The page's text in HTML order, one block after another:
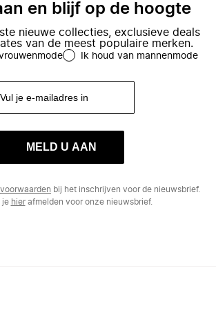
en blijf op de hoogte
nieuwe collecties, exclusieve deals
van de meest populaire merken.
Ik houd van mannenmode
MELD U AAN
voorwaarden bij het inschrijven voor de nieuwsbrief.
je hierafmelden voor onze nieuwsbrief.